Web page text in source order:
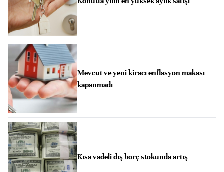
Mevcut ve yeni kiracı enflasyon makası
kapanmadı
Kısa vadeli dış borç stokunda artış